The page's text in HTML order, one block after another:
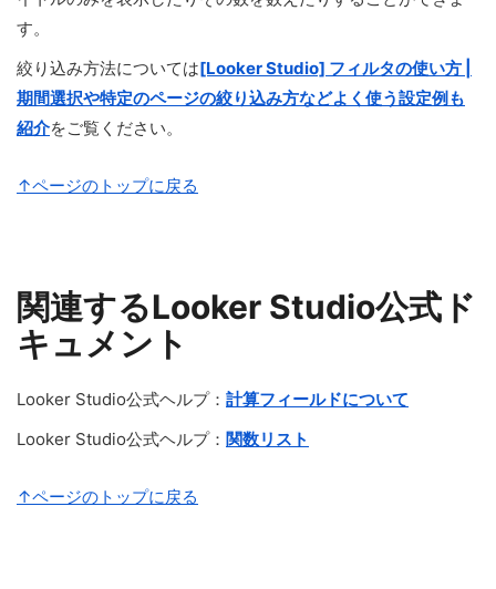
す。
絞り込み方法については[Looker Studio] フィルタの使い方 |
期間選択や特定のページの絞り込み方などよく使う設定例も
紹介をご覧ください。
↑ページのトップに戻る
関連するLooker Studio公式ド
キュメント
Looker Studio公式ヘルプ： 計算フィールドについて
Looker Studio公式ヘルプ： 関数リスト
↑ページのトップに戻る